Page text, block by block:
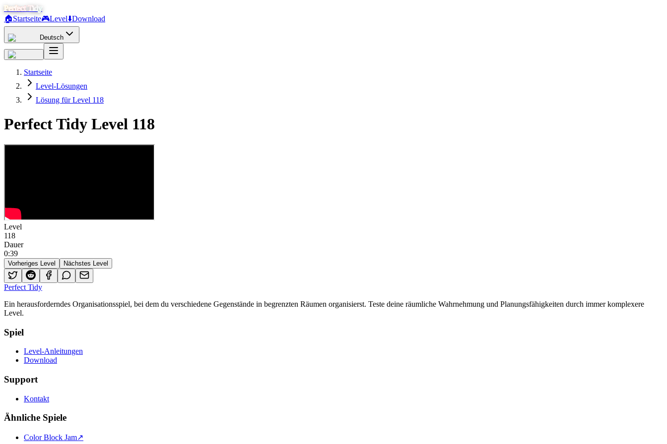
Perfect Tidy
🏠Startseite🎮Level⬇️Download
Deutsch
Startseite
Level-Lösungen
Lösung für Level 118
Perfect Tidy Level 118
Level
118
Dauer
0:39
Vorheriges Level Nächstes Level
Perfect Tidy
Ein herausforderndes Organisationsspiel, bei dem du verschiedene Gegenstände in begrenzten Räumen organisierst. Teste deine räumliche Wahrnehmung und Planungsfähigkeiten durch immer komplexere
Level.
Spiel
Level-Anleitungen
Download
Support
Kontakt
Ähnliche Spiele
Color Block Jam↗️